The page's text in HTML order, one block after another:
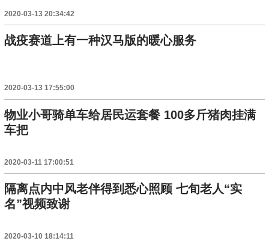
2020-03-13 20:34:42
战疫赛道上有一种汉马版的暖心服务
2020-03-13 17:55:00
物业小哥骑单车给居民运套餐 100多斤猪肉挂满
车把
2020-03-11 17:00:51
隔离点内中风老伴得到悉心照顾 七旬老人“实
名”视频致谢
2020-03-10 18:14:11